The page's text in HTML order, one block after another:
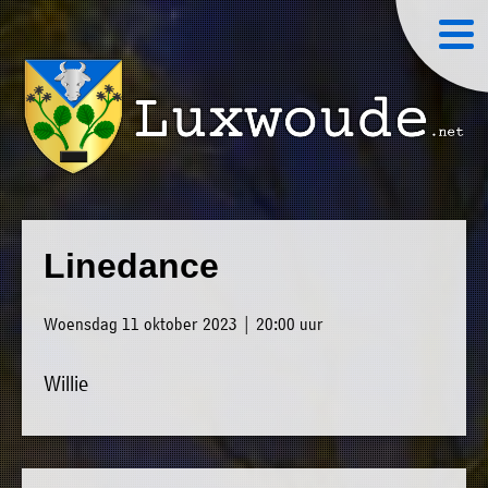
Linedance
Woensdag 11 oktober 2023 | 20:00 uur
Willie
»
Nieuws
Agenda
»
Luxwoude.net
website@luxwoude.net
Plaatselijk
moment
het
bestuur